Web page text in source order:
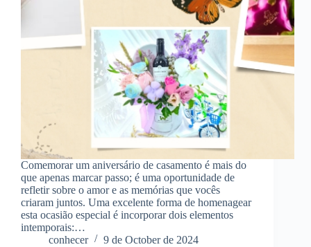
Comemorar um aniversário de casamento é mais do
que apenas marcar passo; é uma oportunidade de
refletir sobre o amor e as memórias que vocês
criaram juntos. Uma excelente forma de homenagear
esta ocasião especial é incorporar dois elementos
intemporais:…
conhecer
9 de October de 2024